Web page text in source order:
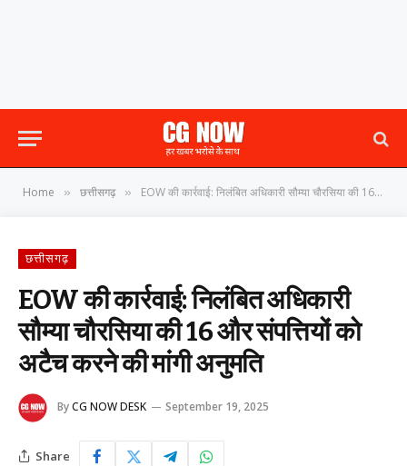
Home » छत्तीसगढ़ » EOW की कार्रवाई: निलंबित अधिकारी सौम्या चौरसिया की 16 और संपत्तियों को अटैच करने की मांगी अनुमति
छत्तीसगढ़
EOW की कार्रवाई: निलंबित अधिकारी
सौम्या चौरसिया की 16 और संपत्तियों को
अटैच करने की मांगी अनुमति
ByCG NOW DESK September 19, 2025
Share